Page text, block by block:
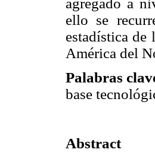
ello se
estadística de
América del
Palabras
base
Abstract